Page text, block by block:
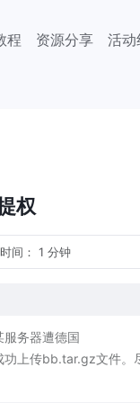
程 资源分享 活动
权
间： 1 分钟
服务器遭德国
功 上传bb.tar.gz文件。
2015年93大阅兵